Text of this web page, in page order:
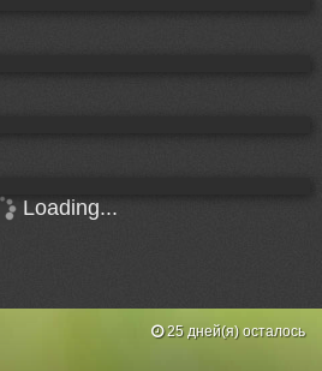
Loading...
25 дней(я) осталось